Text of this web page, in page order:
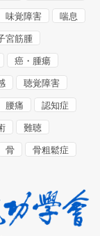
味覚障害 喘息
宮筋腫
癌・腫瘍
聴覚障害
腰痛 認知症
難聴
骨 骨粗鬆症